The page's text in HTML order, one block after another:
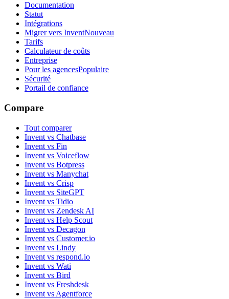
Documentation
Statut
Intégrations
Migrer vers InventNouveau
Tarifs
Calculateur de coûts
Entreprise
Pour les agencesPopulaire
Sécurité
Portail de confiance
Compare
Tout comparer
Invent vs Chatbase
Invent vs Fin
Invent vs Voiceflow
Invent vs Botpress
Invent vs Manychat
Invent vs Crisp
Invent vs SiteGPT
Invent vs Tidio
Invent vs Zendesk AI
Invent vs Help Scout
Invent vs Decagon
Invent vs Customer.io
Invent vs Lindy
Invent vs respond.io
Invent vs Wati
Invent vs Bird
Invent vs Freshdesk
Invent vs Agentforce